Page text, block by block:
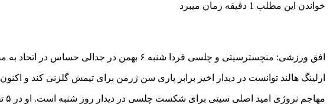
خواندن این مطلب 1 دقیقه زمان میبرد
افق ورزشی: منچسترسیتی و چلسی فردا شنبه ۶ بهمن در جدالی حساس در اتحاد به مصاف هم خواهند رفت.
ارلینگ هالند توانست در دیدار اخیر برابر پاری سن ژرمن برای تیمش گلزنی کند و اکنون ۲۳ گل در ۳۰ بازی در این فصل به نام خود ثبت کرده است.
مهاجم نروژی امید اصلی سیتی برای شکست چلسی در دیدار روز شنبه است. او در ۵ تقابل با آبی های لندن شکست نخورده و ۳ گل نیز طی این دیدارها به ثمر رسانده است.